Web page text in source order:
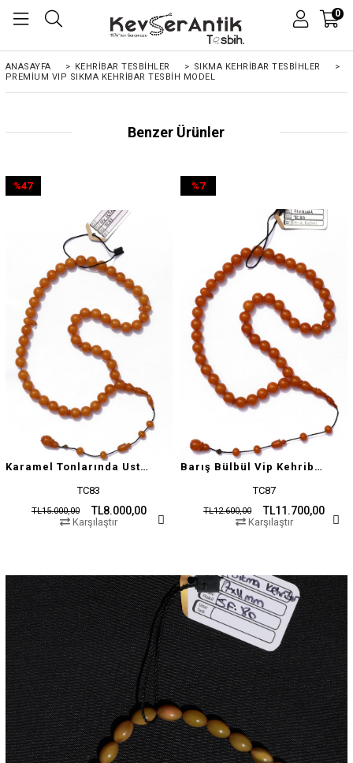
0
ANASAYFA > KEHRIBAR TESBIHLER > SIKMA KEHRİBAR TESBİHLER
>
PREMIUM VIP SIKMA KEHRIBAR TESBIH MODEL
Benzer Ürünler
Karamel Tonlarında Usta İşçilikli Tesbih
TC83
TL8.000,00
TL15.000,00
%47
Karşılaştır
Barış Bülbül Vip Kehribar Tesbih
TC87
TL11.700,00
TL12.600,00
%7
Karşılaştır